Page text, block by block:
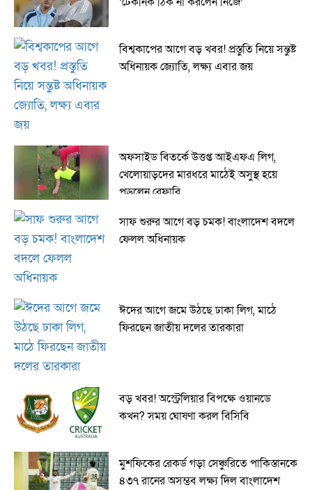
বিশ্বকাপের আগে বড় খবর! প্রস্তুতি নিয়ে সন্তুষ্ট
অধিনায়ক জ্যোতি, লক্ষ্য এবার জয়
অফসাইড বিতর্কে উত্তপ্ত আইএফএ লিগ,
খেলোয়াড়দের মারধরে মাঠেই অসুস্থ হয়ে
পড়লেন রেফারি
সাফ শুরুর আগে বড় চমক! বাংলাদেশ বদলে
ফেলল অধিনায়ক
ঈদের আগে জমে উঠছে ঢাকা লিগ, মাঠে
ফিরছেন জাতীয় দলের তারকারা
বড় খবর! অস্ট্রেলিয়ার বিপক্ষে ওয়ানডে
কখন? সময় ঘোষণা করল বিসিবি
মুশফিকের রেকর্ড গড়া সেঞ্চুরিতে পাকিস্তানকে
৪৩৭ রানের অসম্ভব লক্ষ্য দিল বাংলাদেশ